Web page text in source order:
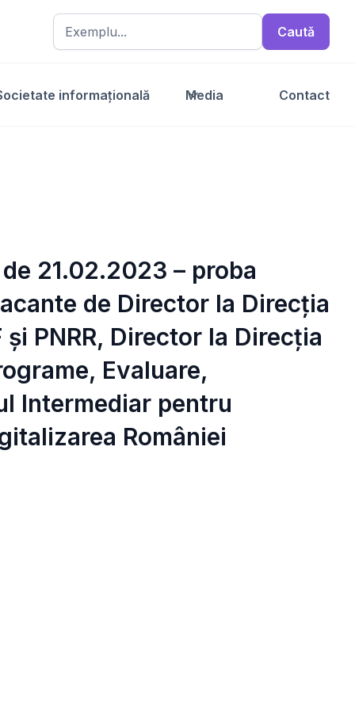
informațională Media Contact
21.02.2023 – proba
de Director la Direcția
PNRR, Director la Direcția
Evaluare,
Intermediar pentru
României